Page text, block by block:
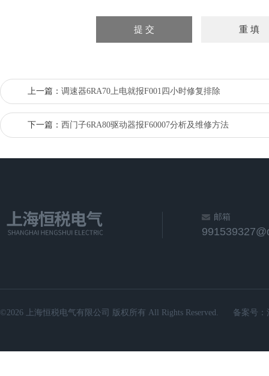
上一篇： 调速器6RA70上电就报F001四小时修复排除
下一篇： 西门子6RA80驱动器报F60007分析及维修方法
邮箱
©2026 上海恒税电气有限公司 版权所有 All Rights Reserved. 备案号：